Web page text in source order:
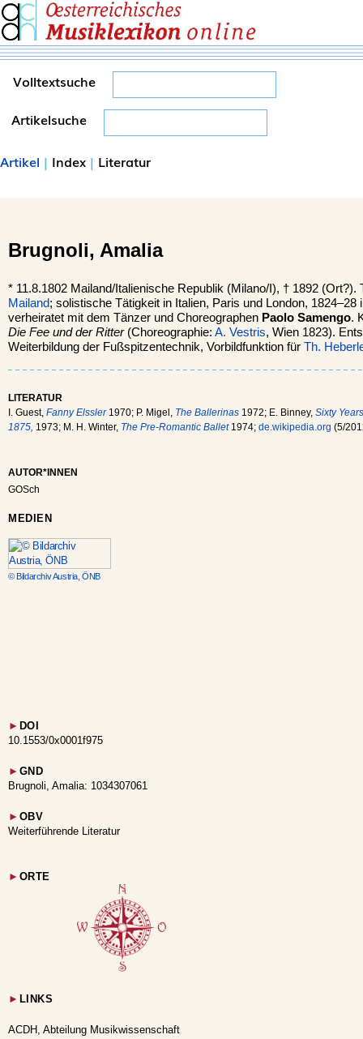
Volltextsuche
Artikelsuche
Artikel | Index | Literatur
Brugnoli, Amalia
* 11.8.1802 Mailand/Italienische Republik (Milano/I), † 1892 (Ort?).
Mailand; solistische Tätigkeit in Italien, Paris und London, 1824–28
verheiratet mit dem Tänzer und Choreographen Paolo Samengo.
Die Fee und der Ritter(Choreographie: A. Vestris, Wien 1823).
Weiterbildung der Fußspitzentechnik, Vorbildfunktion für Th.
LITERATUR
I. Guest, Fanny Elssler1970; P. Migel, The Ballerinas 1972; E. Binney, Sixty
1875, 1973; M. H. Winter, The Pre-Romantic Ballet1974; de.wikipedia.org (5/
AUTOR*INNEN
GOSch
MEDIEN
© Bildarchiv Austria, ÖNB
► DOI
10.1553/0x0001f975
► GND
Brugnoli, Amalia: 1034307061
► OBV
Weiterführende Literatur
► ORTE
► LINKS
ACDH, Abteilung Musikwissenschaft